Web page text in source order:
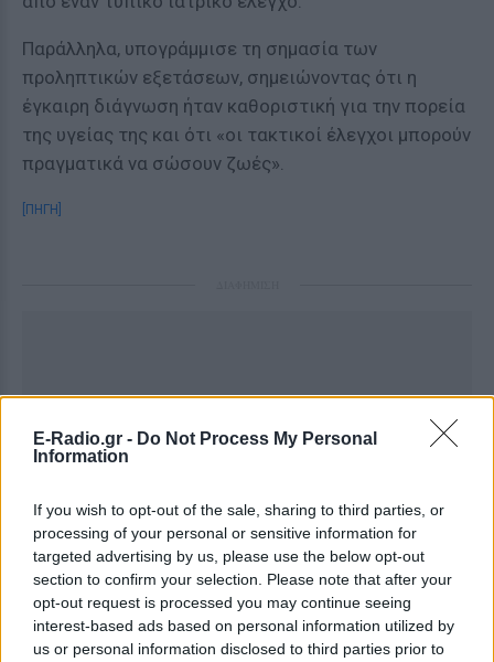
E-Radio.gr - Do Not Process My Personal
Information
If you wish to opt-out of the sale, sharing to third parties, or
processing of your personal or sensitive information for
targeted advertising by us, please use the below opt-out
section to confirm your selection. Please note that after your
opt-out request is processed you may continue seeing
interest-based ads based on personal information utilized by
us or personal information disclosed to third parties prior to
Παράλληλα, υπογράμμισε τη σημασία των
προληπτικών εξετάσεων, σημειώνοντας ότι η
έγκαιρη διάγνωση ήταν καθοριστική για την πορεία
της υγείας της και ότι «οι τακτικοί έλεγχοι μπορούν
πραγματικά να σώσουν ζωές».
[ΠΗΓΗ]